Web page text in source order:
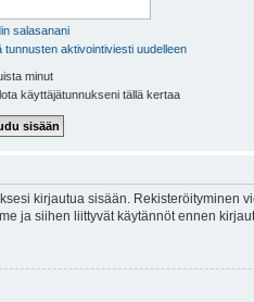
salasanani
tunnusten aktivointiviesti uudelleen
minut
käyttäjätunnukseni tällä kertaa
kirjautua sisään. Rekisteröityminen
ja siihen liittyvät käytännöt ennen